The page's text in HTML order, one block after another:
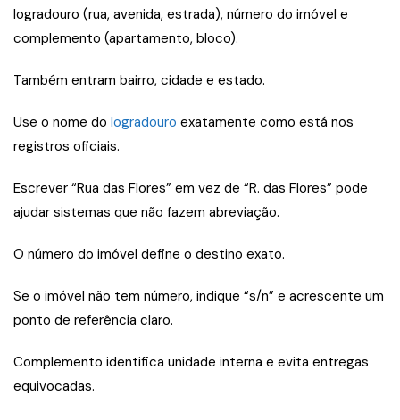
logradouro (rua, avenida, estrada), número do imóvel e
complemento (apartamento, bloco).
Também entram bairro, cidade e estado.
Use o nome do logradouro exatamente como está nos
registros oficiais.
Escrever “Rua das Flores” em vez de “R. das Flores” pode
ajudar sistemas que não fazem abreviação.
O número do imóvel define o destino exato.
Se o imóvel não tem número, indique “s/n” e acrescente um
ponto de referência claro.
Complemento identifica unidade interna e evita entregas
equivocadas.